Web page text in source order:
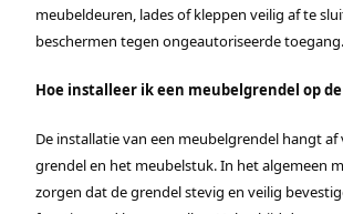
meubeldeuren, lades of kleppen veilig af te
beschermen tegen ongeautoriseerde toegang.
Hoe installeer ik een meubelgrendel op
De installatie van een meubelgrendel hangt
grendel en het meubelstuk. In het algemeen
zorgen dat de grendel stevig en veilig